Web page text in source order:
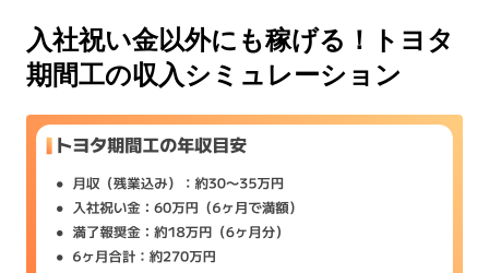
入社祝い金以外にも稼げる！トヨタ
期間工の収入シミュレーション